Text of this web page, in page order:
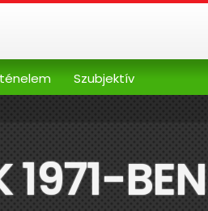
Szubjektív
1971-BEN